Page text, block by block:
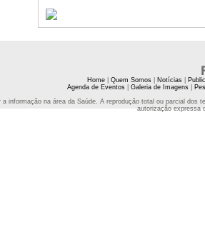
Home| Quem Somos| Notícias|
Agenda de Eventos| Galeria de Imagens|
a informação na área da Saúde. A reprodução total ou parcial
autorização expressa